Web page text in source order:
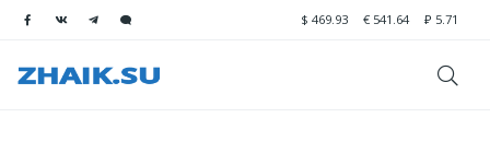
$ 469.93 € 541.64 ₽ 5.71